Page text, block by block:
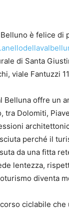
Belluno è felice di
di Santa
viale Fantuzzi
Belluna offre un
tra Dolomiti,
perché il
da una fitta
lentezza,
diventa
ciclabile che